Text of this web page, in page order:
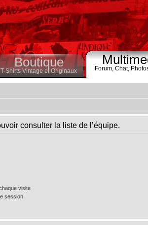
Boutique
T-Shirts Vintage et Originaux Forum, Chat,
consulter la liste de l’équipe.
visite
session